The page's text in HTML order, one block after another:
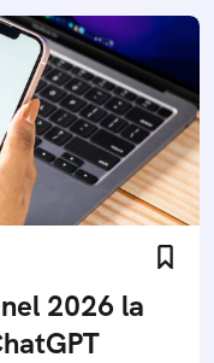
2026 la